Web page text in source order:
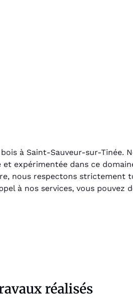
à Saint-Sauveur-sur-Tinée.
expérimentée dans ce
nous respectons strictement
à nos services, vous pouvez
réalisés